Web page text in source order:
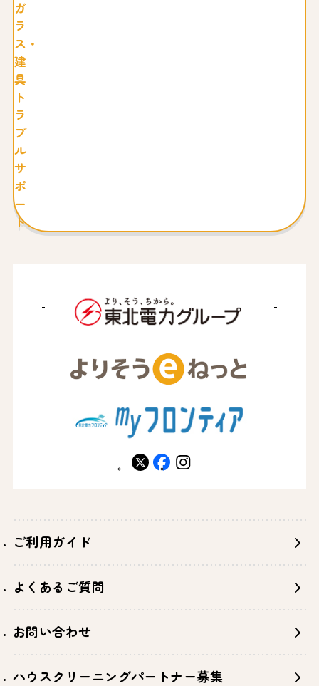
ガ
ラ
ス・
建
具
ト
ラ
ブ
ル
サ
ポ
ー
ト
X facebookinstagram
ご利用ガイド
よくあるご質問
お問い合わせ
ハウスクリーニングパートナー募集